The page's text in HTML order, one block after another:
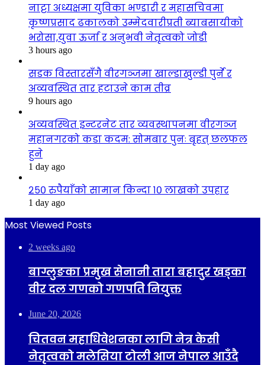
नाट्टा अध्यक्षमा युविका भण्डारी र महासचिवमा
कृष्णप्रसाद ढकालको उम्मेदवारीप्रती ब्याबसायीको
भरोसा,युवा ऊर्जा र अनुभवी नेतृत्वको जोडी
3 hours ago
सडक विस्तारसँगै वीरगञ्जमा खाल्डाखुल्डी पुर्ने र
अव्यवस्थित तार हटाउने काम तीव्र
9 hours ago
अव्यवस्थित इन्टरनेट तार व्यवस्थापनमा वीरगञ्ज
महानगरको कडा कदम: सोमबार पुनः बृहत् छलफल
हुने
1 day ago
२५० रुपैयाँको सामान किन्दा १० लाखको उपहार
1 day ago
Most Viewed Posts
2 weeks ago
बाग्लुङका प्रमुख सेनानी तारा बहादुर खड्का
वीर दल गणको गणपति नियुक्त
June 20, 2026
चितवन महाधिवेशनका लागि नेत्र केसी
नेतृत्वको मलेसिया टोली आज नेपाल आउँदै